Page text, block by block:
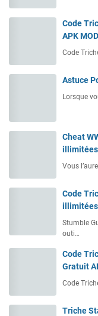
Code
APK
Code
Astuce
Lorsque
Cheat
Vous
Code
Stumble
outi…
Code
Gratuit
Code
Triche